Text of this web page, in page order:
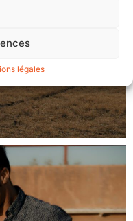
légales